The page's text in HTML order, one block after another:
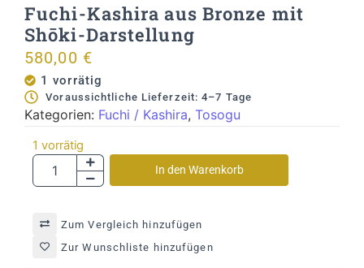
Fuchi-Kashira aus Bronze mit
Shōki-Darstellung
580,00 €
1 vorrätig
Voraussichtliche Lieferzeit: 4–7 Tage
Kategorien: Fuchi / Kashira, Tosogu
1 vorrätig
In den Warenkorb
Zum Vergleich hinzufügen
Zur Wunschliste hinzufügen